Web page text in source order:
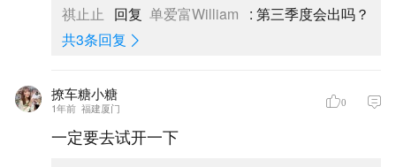
祺止止
回复 单爱富William :第三季度会出吗？
共3条回复
撩车糖小糖
1年前 福建厦门 0
一定要去试开一下